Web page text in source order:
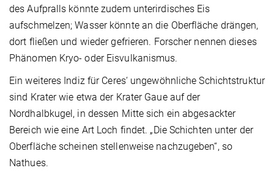
des Aufpralls könnte zudem unterirdisches Eis
aufschmelzen; Wasser könnte an die Oberfläche drängen,
dort fließen und wieder gefrieren. Forscher nennen dieses
Phänomen Kryo- oder Eisvulkanismus.
Ein weiteres Indiz für Ceres‘ ungewöhnliche Schichtstruktur
sind Krater wie etwa der Krater Gaue auf der
Nordhalbkugel, in dessen Mitte sich ein abgesackter
Bereich wie eine Art Loch findet. „Die Schichten unter der
Oberfläche scheinen stellenweise nachzugeben“, so
Nathues.